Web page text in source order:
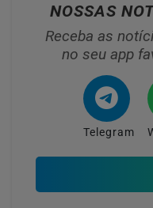
NOSSAS
Receba as
no seu app
Telegram